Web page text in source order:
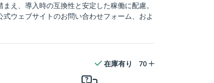
え、導入時の互換性と安定した稼働に配慮。
ウェブサイトのお問い合わせフォーム、およ
在庫有り 70